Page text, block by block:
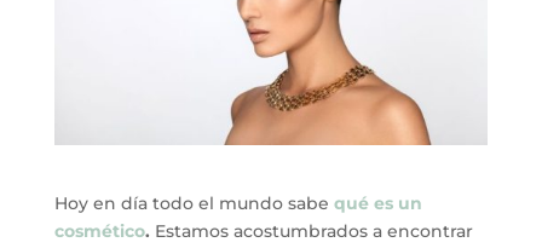
Hoy en día todo el mundo sabe qué es un
cosmético. Estamos acostumbrados a encontrar